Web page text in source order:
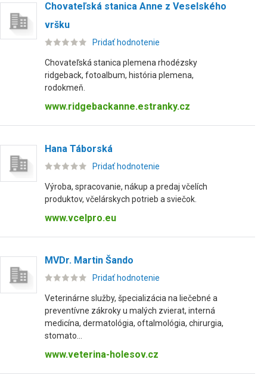
Chovateľská stanica Anne z Veselského
vršku
Pridať hodnotenie
Chovateľská stanica plemena rhodézsky
ridgeback, fotoalbum, história plemena,
rodokmeň.
www.ridgebackanne.estranky.cz
Hana Táborská
Pridať hodnotenie
Výroba, spracovanie, nákup a predaj včelích
produktov, včelárskych potrieb a sviečok.
www.vcelpro.eu
MVDr. Martin Šando
Pridať hodnotenie
Veterinárne služby, špecializácia na liečebné a
preventívne zákroky u malých zvierat, interná
medicína, dermatológia, oftalmológia, chirurgia,
stomato...
www.veterina-holesov.cz